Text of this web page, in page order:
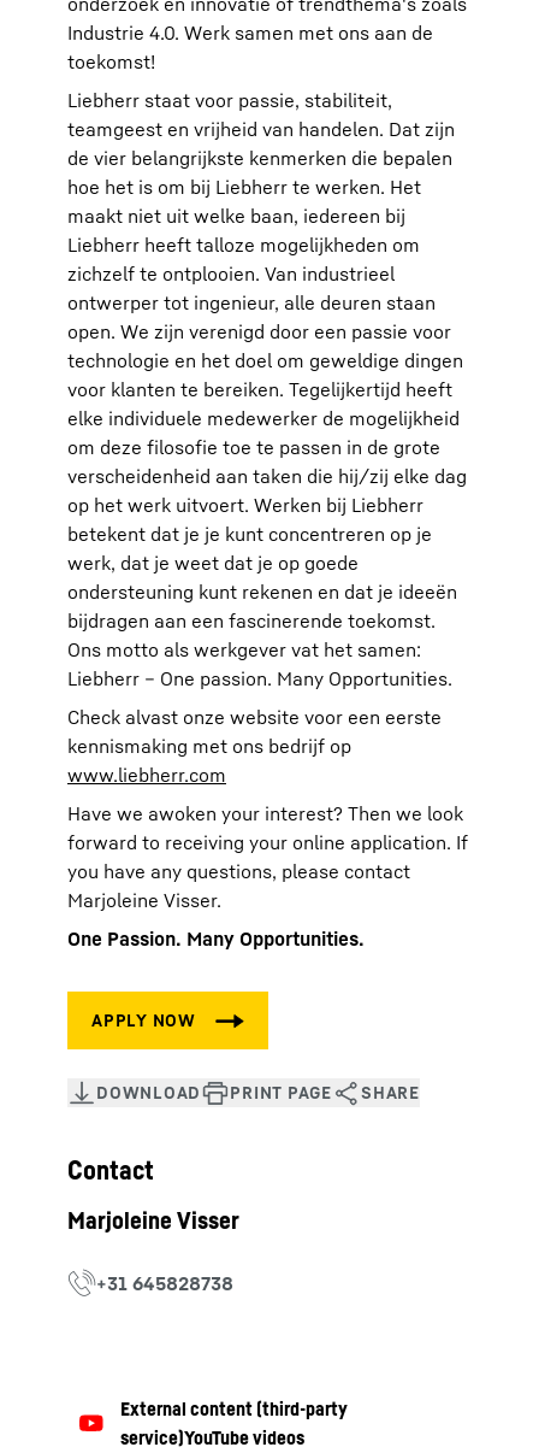
Industrie 4.0. Werk samen met ons aan de
toekomst!
Liebherr staat voor passie, stabiliteit,
teamgeest en vrijheid van handelen. Dat zijn
de vier belangrijkste kenmerken die bepalen
hoe het is om bij Liebherr te werken. Het
maakt niet uit welke baan, iedereen bij
Liebherr heeft talloze mogelijkheden om
zichzelf te ontplooien. Van industrieel
ontwerper tot ingenieur, alle deuren staan
open. We zijn verenigd door een passie voor
technologie en het doel om geweldige dingen
voor klanten te bereiken. Tegelijkertijd heeft
elke individuele medewerker de mogelijkheid
om deze filosofie toe te passen in de grote
verscheidenheid aan taken die hij/zij elke dag
op het werk uitvoert. Werken bij Liebherr
betekent dat je je kunt concentreren op je
werk, dat je weet dat je op goede
ondersteuning kunt rekenen en dat je ideeën
bijdragen aan een fascinerende toekomst.
Ons motto als werkgever vat het samen:
Liebherr – One passion. Many Opportunities.
Check alvast onze website voor een eerste
kennismaking met ons bedrijf op
www.liebherr.com
Have we awoken your interest? Then we look
forward to receiving your online application. If
you have any questions, please contact
Marjoleine Visser.
One Passion. Many Opportunities.
Contact